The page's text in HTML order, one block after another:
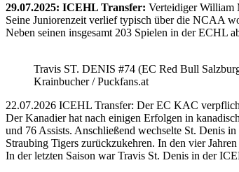
29.07.2025: ICEHL Transfer: Verteidiger William
Seine Juniorenzeit verlief typisch über die NCAA
Neben seinen insgesamt 203 Spielen in der ECHL
Travis ST. DENIS #74 (EC Red Bull
Krainbucher / Puckfans.at
22.07.2026 ICEHL Transfer: Der EC KAC
Der Kanadier hat nach einigen Erfolgen in
und 76 Assists. Anschließend wechselte St. Denis
Straubing Tigers zurückzukehren. In den vier
In der letzten Saison war Travis St. Denis in der